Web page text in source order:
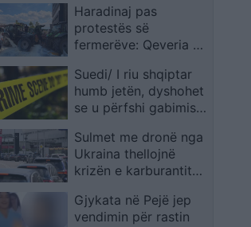
Haradinaj pas
protestës së
fermerëve: Qeveria po
vendor
Suedi/ I riu shqiptar
humb jetën, dyshohet
se u përfshi gabimisht
bandave kriminale
Sulmet me dronë nga
Ukraina thellojnë
krizën e karburantit
raportohen në
shumicën e rajoneve
Gjykata në Pejë jep
vendimin për rastin